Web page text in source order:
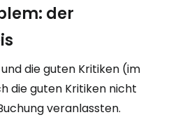
der
die guten Kritiken (im
die guten Kritiken nicht
veranlassten.